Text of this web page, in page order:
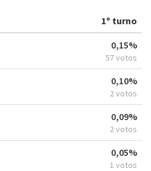
1º turno
0,15%
57 votos
0,10%
2 votos
0,09%
2 votos
0,05%
1 votos